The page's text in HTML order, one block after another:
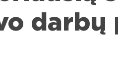
darbų